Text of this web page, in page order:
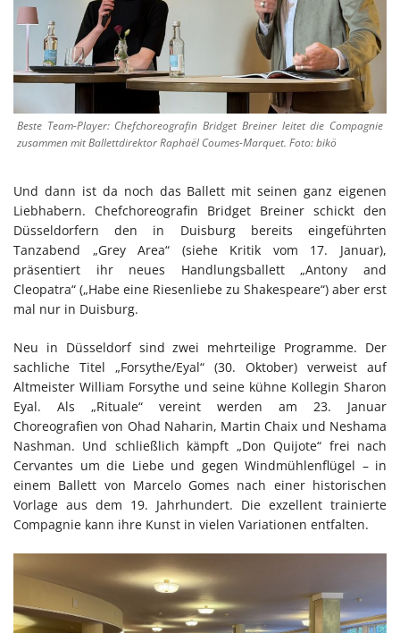
Beste Team-Player: Chefchoreografin Bridget Breiner leitet die Compagnie
zusammen mit Ballettdirektor Raphaël Coumes-Marquet. Foto: bikö
Und dann ist da noch das Ballett mit seinen ganz eigenen
Liebhabern. Chefchoreografin Bridget Breiner schickt den
Düsseldorfern den in Duisburg bereits eingeführten
Tanzabend „Grey Area“ (siehe Kritik vom 17. Januar),
präsentiert ihr neues Handlungsballett „Antony and
Cleopatra“ („Habe eine Riesenliebe zu Shakespeare“) aber erst
mal nur in Duisburg.
Neu in Düsseldorf sind zwei mehrteilige Programme. Der
sachliche Titel „Forsythe/Eyal“ (30. Oktober) verweist auf
Altmeister William Forsythe und seine kühne Kollegin Sharon
Eyal. Als „Rituale“ vereint werden am 23. Januar
Choreografien von Ohad Naharin, Martin Chaix und Neshama
Nashman. Und schließlich kämpft „Don Quijote“ frei nach
Cervantes um die Liebe und gegen Windmühlenflügel – in
einem Ballett von Marcelo Gomes nach einer historischen
Vorlage aus dem 19. Jahrhundert. Die exzellent trainierte
Compagnie kann ihre Kunst in vielen Variationen entfalten.